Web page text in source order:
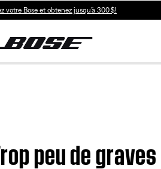
votre Bose et obtenez jusqu’à 300 $!
peu de